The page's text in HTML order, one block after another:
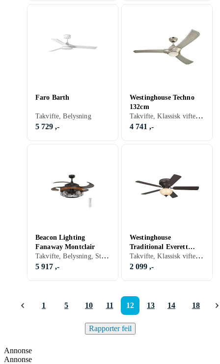
Faro Barth
Takvifte, Belysning
5 729 ,-
Westinghouse Techno
132cm
Takvifte, Klassisk vifte, Belysning, Fjernkontroll
4 741 ,-
Beacon Lighting
Fanaway Montclair
Takvifte, Belysning, Stillegående
5 917 ,-
Westinghouse
Traditional Everett
132cm
Takvifte, Klassisk vifte, Belysning, Stillegående
2 099 ,-
1 5 10 11 12 13 14 18
Rapporter feil
Annonse
Annonse